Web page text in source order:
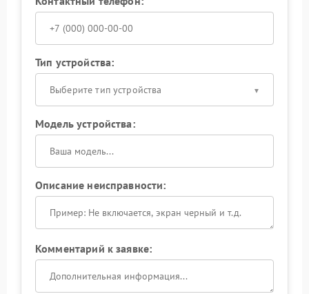
Тип устройства:
Выберите тип устройства
Модель устройства:
Описание неисправности:
Комментарий к заявке: